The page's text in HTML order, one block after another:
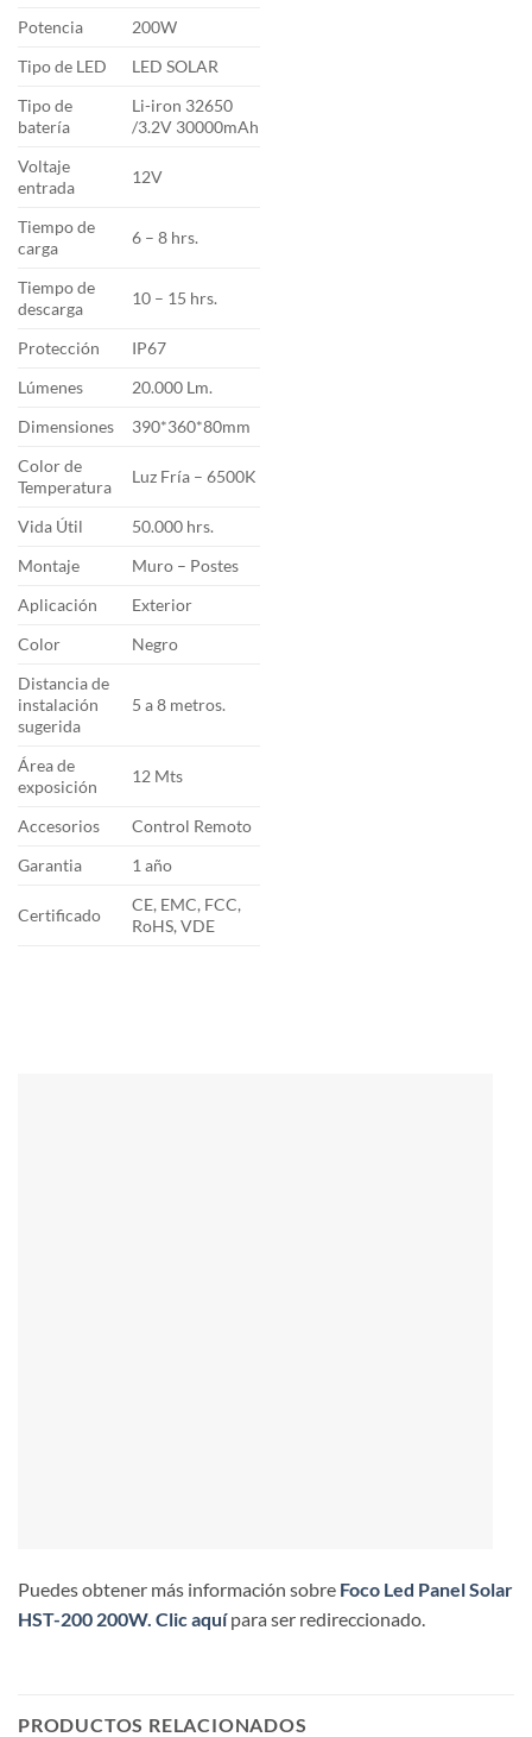
Potencia
200W
Tipo de LED
LED SOLAR
Tipo de
batería
Li-iron 32650
/3.2V 30000mAh
Voltaje
entrada
12V
Tiempo de
carga
6 – 8 hrs.
Tiempo de
descarga
10 – 15 hrs.
Protección
IP67
Lúmenes
20.000 Lm.
Dimensiones
390*360*80mm
Color de
Temperatura
Luz Fría – 6500K
Vida Útil
50.000 hrs.
Montaje
Muro – Postes
Aplicación
Exterior
Color
Negro
Distancia de
instalación
sugerida
5 a 8 metros.
Área de
exposición
12 Mts
Accesorios
Control Remoto
Garantia
1 año
Certificado
CE, EMC, FCC,
RoHS, VDE
Puedes obtener más información sobre Foco Led Panel Solar
HST-200 200W. Clic aquí para ser redireccionado.
PRODUCTOS RELACIONADOS